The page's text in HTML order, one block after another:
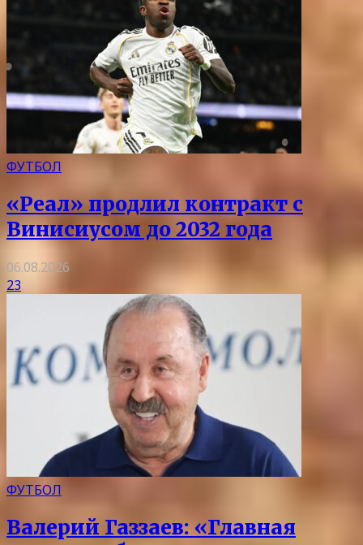
ФУТБОЛ
«Реал» продлил контракт с
Винисиусом до 2032 года
06.08.2026
23
ФУТБОЛ
Валерий Газзаев: «Главная